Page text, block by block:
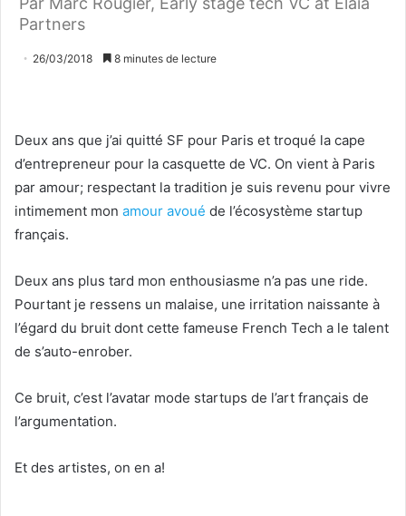
Partners
26/03/2018 8 minutes de lecture
Deux ans que j’ai quitté SF pour Paris et troqué la cape
d’entrepreneur pour la casquette de VC. On vient à Paris
par amour; respectant la tradition je suis revenu pour vivre
intimement mon amour avoué de l’écosystème startup
français.
Deux ans plus tard mon enthousiasme n’a pas une ride.
Pourtant je ressens un malaise, une irritation naissante à
l’égard du bruit dont cette fameuse French Tech a le talent
de s’auto-enrober.
Ce bruit, c’est l’avatar mode startups de l’art français de
l’argumentation.
Et des artistes, on en a!